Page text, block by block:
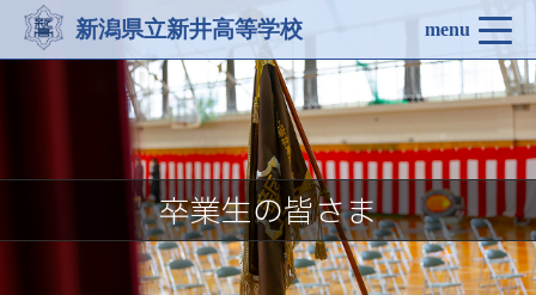
新潟県立新井高等学校 menu
卒業生の皆さま